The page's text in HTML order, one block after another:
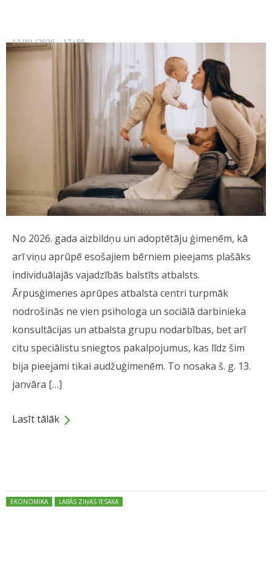
13/01/2026, 17:50
No 2026. gada aizbildņu un adoptētāju ģimenēm, kā
arī viņu aprūpē esošajiem bērniem pieejams plašāks
individuālajās vajadzībās balstīts atbalsts.
Ārpusģimenes aprūpes atbalsta centri turpmāk
nodrošinās ne vien psihologa un sociālā darbinieka
konsultācijas un atbalsta grupu nodarbības, bet arī
citu speciālistu sniegtos pakalpojumus, kas līdz šim
bija pieejami tikai audžuģimenēm. To nosaka š. g. 13.
janvāra […]
Lasīt tālāk
Posted in:
EKONOMIKA LABĀS ZIŅAS IESAKA